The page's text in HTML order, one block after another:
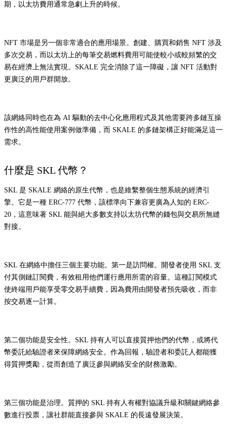
期，以太坊費用通常急劇上升的時候。
NFT 市場是另一個非常適合的應用場景。創建、購買和銷售 NFT 涉及
多次交易，而以太坊上的每筆交易燃料費用可能使較小或較頻繁的交
易在經濟上無法實現。SKALE 完全消除了這一障礙，讓 NFT 活動對
更廣泛的用戶群開放。
該網絡同時也在為 AI 驅動的去中心化應用程式及其他需要跨多鏈互操
作性的高性能使用案例做準備，而 SKALE 的多鏈架構正好能滿足這一
需求。
什麼是 SKL 代幣？
SKL 是 SKALE 網絡的原生代幣，也是維繫整個生態系統的經濟引
擎。它是一種 ERC-777 代幣，該標準向下兼容更廣為人知的 ERC-
20，這意味著 SKL 能與絕大多數支持以太坊代幣的錢包與交易所無縫
對接。
SKL 在網絡中擔任三個主要功能。第一是訪問權。開發者使用 SKL 支
付其側鏈訂閱費，有效租用他們運行應用所需的容量。這種訂閱模式
使終端用戶能享受零交易手續費，因為費用由開發者預先吸收，而非
按交易逐一計算。
第二個功能是安全性。SKL 持有人可以直接質押他們的代幣，或將代
幣委託給驗證者來保障網絡安全。作為回報，驗證者和委託人都能獲
得質押獎勵，從而創造了廣泛參與網絡安全的財務激勵。
第三個功能是治理。質押的 SKL 持有人有權對協議升級和關鍵網絡參
數進行投票，讓社群能直接參與 SKALE 的長遠發展決策。